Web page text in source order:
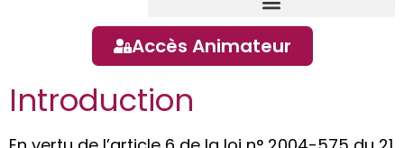
Accès Animateur
Introduction